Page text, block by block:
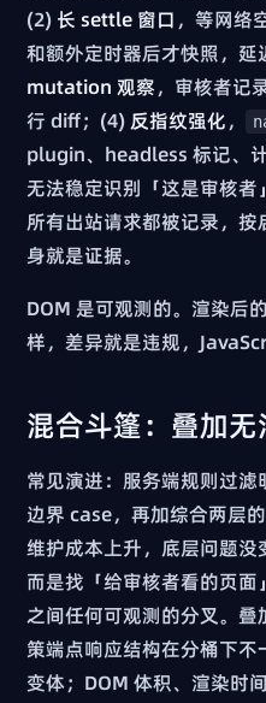
(2) 长 settle 窗口 ，等网络
和额外定时器后才快照，
mutation 观察，审核者记
行 diff；(4) 反指纹强化，
plugin、headless 标记、
无法稳定识别「这是审核
所有出站请求都被记录，
身就是证据。
DOM 是可观测的。渲染后
样，差异就是违规，
混合斗篷：叠加
常见演进：服务端规则过
边界 case，再加综合两层
维护成本上升，底层问题没
而是找「给审核者看的页面
之间任何可观测的分叉。
策端点响应结构在分桶下不
变体；DOM 体积、渲染时